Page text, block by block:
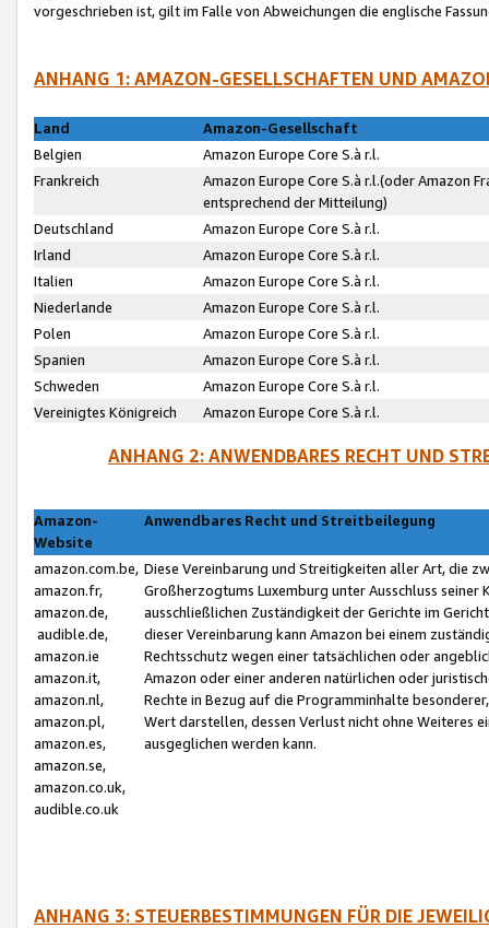
vorgeschrieben ist, gilt im Falle von Abweichungen die englische
ANHANG 1: AMAZON-GESELLSCHAFTEN UND
Land
Amazon-Gesellschaft
Belgien
Amazon Europe Core S.à r.l.
Frankreich
Amazon Europe Core S.à r.l.(oder Amazon
entsprechend der Mitteilung)
Deutschland
Amazon Europe Core S.à r.l.
Irland
Amazon Europe Core S.à r.l.
Italien
Amazon Europe Core S.à r.l.
Niederlande
Amazon Europe Core S.à r.l.
Polen
Amazon Europe Core S.à r.l.
Spanien
Amazon Europe Core S.à r.l.
Schweden
Amazon Europe Core S.à r.l.
Vereinigtes Königreich
Amazon Europe Core S.à r.l.
ANHANG 2: ANWENDBARES RECHT UND
Amazon-
Website
Anwendbares Recht und Streitbeilegung
amazon.com.be,
amazon.fr,
amazon.de,
audible.de,
amazon.ie
amazon.it,
amazon.nl,
amazon.pl,
amazon.es,
amazon.se,
amazon.co.uk,
audible.co.uk
Diese Vereinbarung und Streitigkeiten aller Art, die
Großherzogtums Luxemburg unter Ausschluss
ausschließlichen Zuständigkeit der Gerichte im
dieser Vereinbarung kann Amazon bei einem
Rechtsschutz wegen einer tatsächlichen oder
Amazon oder einer anderen natürlichen oder
Rechte in Bezug auf die Programminhalte
Wert darstellen, dessen Verlust nicht ohne Weiteres
ausgeglichen werden kann.
ANHANG 3: STEUERBESTIMMUNGEN FÜR DIE